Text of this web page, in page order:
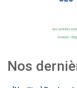
Nos